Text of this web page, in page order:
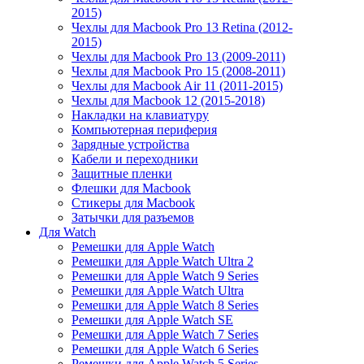
2015)
Чехлы для Macbook Pro 13 Retina (2012-
2015)
Чехлы для Macbook Pro 13 (2009-2011)
Чехлы для Macbook Pro 15 (2008-2011)
Чехлы для Macbook Air 11 (2011-2015)
Чехлы для Macbook 12 (2015-2018)
Накладки на клавиатуру
Компьютерная периферия
Зарядные устройства
Кабели и переходники
Защитные пленки
Флешки для Macbook
Стикеры для Macbook
Затычки для разъемов
Для Watch
Ремешки для Apple Watch
Ремешки для Apple Watch Ultra 2
Ремешки для Apple Watch 9 Series
Ремешки для Apple Watch Ultra
Ремешки для Apple Watch 8 Series
Ремешки для Apple Watch SE
Ремешки для Apple Watch 7 Series
Ремешки для Apple Watch 6 Series